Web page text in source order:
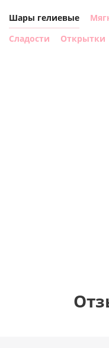
Шары гелиевые
Сладости
Открытки